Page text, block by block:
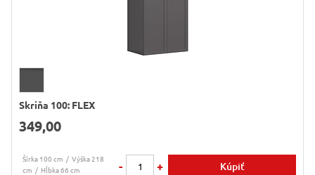
Skriňa 100: FLEX
349,00
Šírka 100 cm
Výška 218
cm
Hĺbka 66 cm - + Kúpiť